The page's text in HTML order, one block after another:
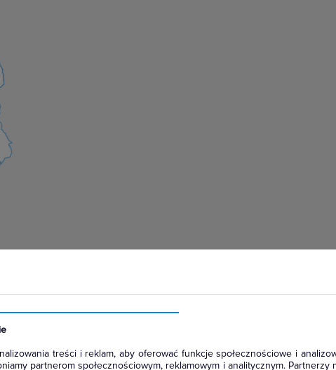
treści i reklam, aby oferować funkcje społecznościowe i
partnerom społecznościowym, reklamowym i analitycznym. Partnerzy